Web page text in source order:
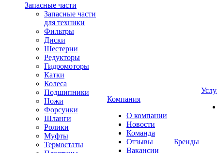
Запасные части
Запасные части
для техники
Фильтры
Диски
Шестерни
Редукторы
Гидромоторы
Катки
Колеса
Подшипники
Ножи
Форсунки
Шланги
Ролики
Муфты
Термостаты
Компания
О компании
Новости
Команда
Отзывы
Вакансии
Бренды